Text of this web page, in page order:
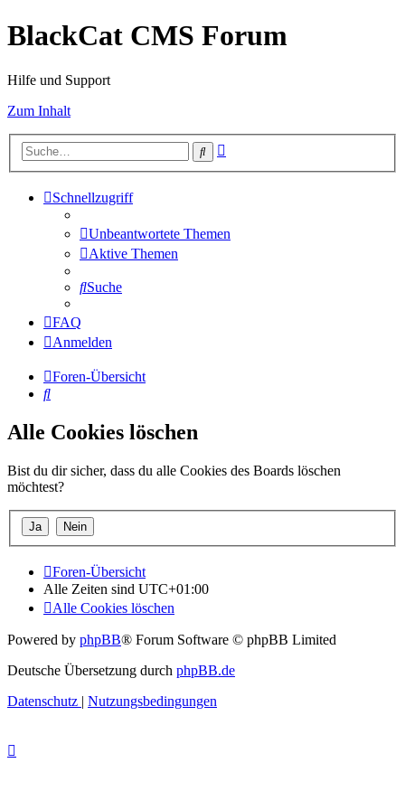
BlackCat CMS Forum
Hilfe und Support
Zum Inhalt
Suche
Schnellzugriff
Unbeantwortete Themen
Aktive Themen
Suche
FAQ
Anmelden
Foren-Übersicht
Suche
Alle Cookies löschen
Bist du dir sicher, dass du alle Cookies des Boards löschen
möchtest?
Foren-Übersicht
Alle Zeiten sind UTC+01:00
Alle Cookies löschen
Powered by phpBB® Forum Software © phpBB Limited
Deutsche Übersetzung durch phpBB.de
Datenschutz | Nutzungsbedingungen